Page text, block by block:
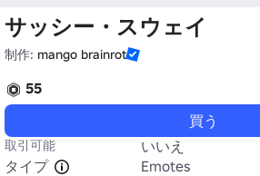
サッシー・スウェイ
制作: mango brainrot
55
買う
取引可能
いいえ
タイプ
Emotes